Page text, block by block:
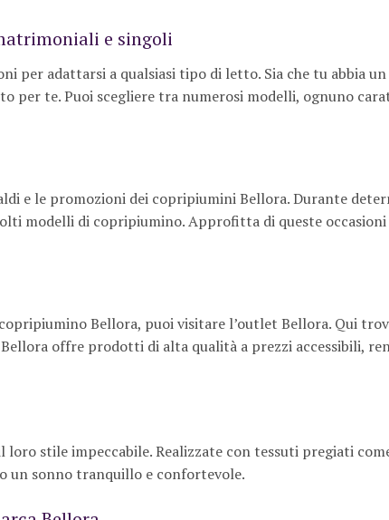
e singoli
per adattarsi a qualsiasi tipo di letto. Sia che tu abbia
per te. Puoi scegliere tra numerosi modelli, ognuno
e le promozioni dei copripiumini Bellora. Durante
modelli di copripiumino. Approfitta di queste
Bellora, puoi visitare l’outlet Bellora. Qui
offre prodotti di alta qualità a prezzi accessibili,
stile impeccabile. Realizzate con tessuti pregiati
un sonno tranquillo e confortevole.